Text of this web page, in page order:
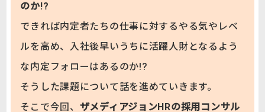
のか!?
できれば内定者たちの仕事に対するやる気やレベ
ルを高め、入社後早いうちに活躍人財となるよう
な内定フォローはあるのか!?
そうした課題について話を進めていきます。
そこで今回、 ザメディアジョンHRの採用コンサル